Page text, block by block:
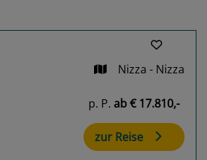
Nizza - Nizza
p. P. ab€ 17.810,-
zur Reise